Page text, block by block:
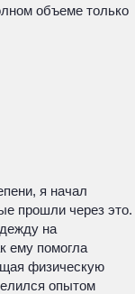
объеме только
я начал
прошли через это.
на
ему помогла
физическую
опытом